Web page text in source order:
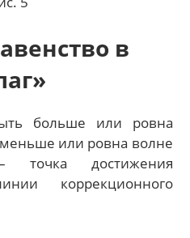
в
больше или ровна
или ровна волне
достижения
коррекционного